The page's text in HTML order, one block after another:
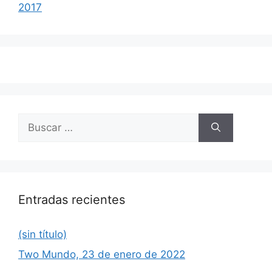
2017
Entradas recientes
(sin título)
Two Mundo, 23 de enero de 2022